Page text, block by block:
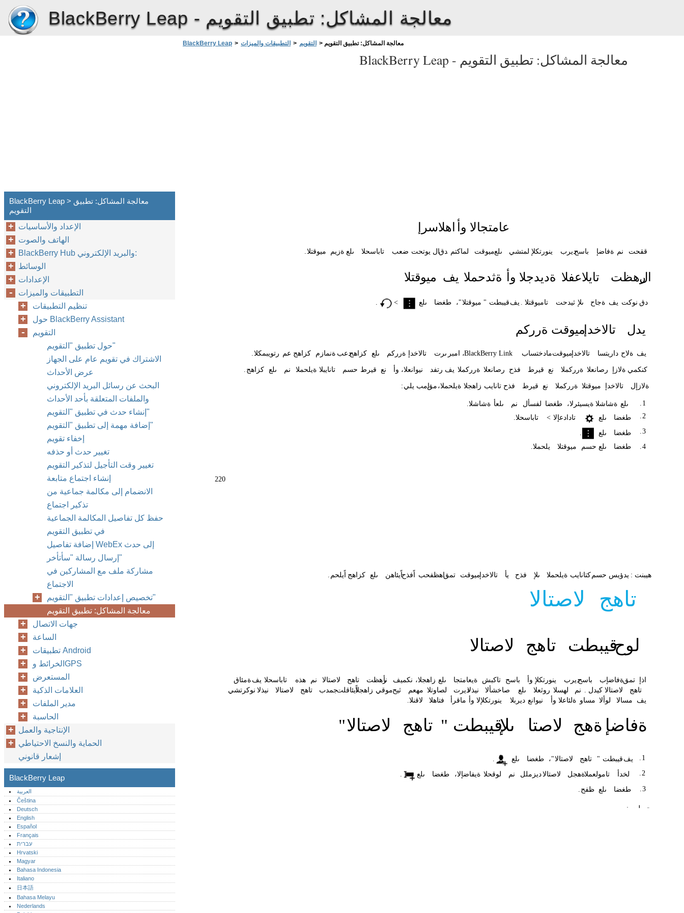
BlackBerry Leap - معالجة المشاكل: تطبيق التقويم
BlackBerry Leap > التطبيقات والميزات > التقويم > معالجة المشاكل: تطبيق التقويم
BlackBerry Leap - معالجة المشاكل: تطبيق التقويم
عامتجالا وأ اهلاسرإ
ققحت نم ةفاضإ باسحديرب ينورتكلإ لمتشي ىلعميوقت لماكتم .دقال يوتحت ضعب تاباسحلا ىلع ةزيم ميوقتلا.
ال
رهظت تايلاعفلا ةديدجلا وأ ةثدحملا يف ميوقتلا
دق نوكت يف ةجاح ىلإ ثيدحت تاميوقتلا . يف قيبطت " ميوقتلا"، طغضا ىلع <
.
يدل تالاخدإميوقت ةرركم
يف ةلاح داريتسا تالاخدإميوقتمادختساب BlackBerry Link، امبر ىرت تالاخدإ ةرركم ىلع كزاهجدعب ةنمازم كزاهج عم رتويبمكلا.
كنكمي ةلازإ رصانعلا ةرركملا نع قيرط فذح رصانعلا ةرركملا يف رتفد ،نيوانعلا وأ نع قيرط حسم تانايبلا ةيلحملا نم ىلع كزاهج .
ةلازإل تالاخدإ ميوقتلا ةرركملا نع قيرط فذح تانايب زاهجلا ،ةيلحملا مقامب يلي :
1
. ىلع ةشاشلا ،ةيسيئرلا طغضا لفسأل نم ىلعأ ةشاشلا.
2
. طغضا ىلع تادادعإلا < تاباسحلا.
3
. طغضا ىلع
.
4
. طغضا ىلع حسم ميوقتلا يلحملا.
220
هيبنت : يدؤيس حسمكتانايب ةيلحملا ىلإ فذح يأ تالاخدإميوقت تمقاهظفحب اًفذحاًيئاهن ىلع كزاهج اًيلحم .
تاهج لاصتالا
لوحقيبطت تاهج لاصتالا
اذإ تمقةفاضإب باسحديرب ينورتكلإ وأ باسح تاكبش ةيعامتجا ىلع ،زاهجلا نكميف نأرهظت تاهج لاصتالا نم هذه تاباسحلا يف ةمئاق
تاهج
لاصتالا كيدل . نم لهسلا روثعلا ىلع صاخشألا نيذلاديرت لصاوتلا مهعم ثيحموقي زاهجلااًيئاقلتجمدب تاهج لاصتالا نيذلا نوكرتشي
يف
مسالا لوألا مساو ةلئاعلا وأ نيوانع ديربلا ينورتكلإلا وأ ماقرأ فتاهلا لاقنلا.
ةفاضإ ةهج لاصتا ىلإقيبطت " تاهج لاصتالا"
1
. يف قيبطت " تاهج لاصتالا"، طغضا ىلع
.
2
. لخدأ تامولعملاةهجل لاصتالا .
ديزملل نم لوقحلا ،ةيفاضإلا طغضا ىلع
.
3
. طغضا ىلع ظفح .
حيملت :
BlackBerry Leap > معالجة المشاكل: تطبيق
التقويم
الإعداد والأساسيات
الهاتف والصوت
BlackBerry Hub والبريد الإلكتروني:
الوسائط
الإعدادات
التطبيقات والميزات
تنظيم التطبيقات
حول BlackBerry Assistant
التقويم
حول تطبيق "التقويم"
الاشتراك في تقويم عام على الجهاز
عرض الأحداث
البحث عن رسائل البريد الإلكتروني
والملفات المتعلقة بأحد الأحداث
إنشاء حدث في تطبيق "التقويم"
إضافة مهمة إلى تطبيق "التقويم"
إخفاء تقويم
تغيير حدث أو حذفه
تغيير وقت التأجيل لتذكير التقويم
إنشاء اجتماع متابعة
الانضمام إلى مكالمة جماعية من
تذكير اجتماع
حفظ كل تفاصيل المكالمة الجماعية
في تطبيق التقويم
إضافة تفاصيل WebEx إلى حدث
إرسال رسالة "سأتأخر"
مشاركة ملف مع المشاركين في
الاجتماع
تخصيص إعدادات تطبيق "التقويم"
معالجة المشاكل: تطبيق التقويم
جهات الاتصال
الساعة
تطبيقات Android
الخرائط وGPS
المستعرض
العلامات الذكية
مدير الملفات
الحاسبة
الإنتاجية والعمل
الحماية والنسخ الاحتياطي
إشعار قانوني
BlackBerry Leap
العربية
Čeština
Deutsch
English
Español
Français
עברית
Hrvatski
Magyar
Bahasa Indonesia
Italiano
日本語
Bahasa Melayu
Nederlands